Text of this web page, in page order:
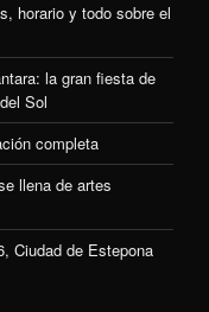
horario y todo sobre el
la gran fiesta de
Sol
completa
llena de artes
Ciudad de Estepona